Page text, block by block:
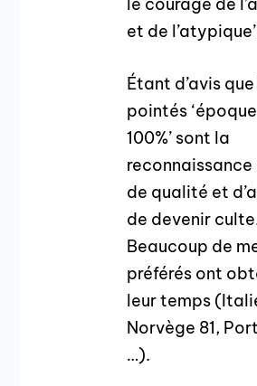
et de
Étant d’avis
pointés
100%’ sont la
reconnaissance
de qualité et
de devenir
Beaucoup de
préférés ont
leur temps
Norvège 81,
…).